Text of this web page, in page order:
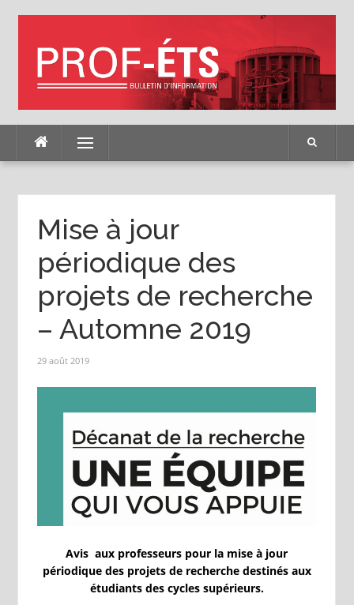
Menu
Mise à jour
périodique des
projets de recherche
– Automne 2019
29 août 2019
Avis aux professeurs pour la mise à jour
périodique des projets de recherche destinés aux
étudiants des cycles supérieurs.